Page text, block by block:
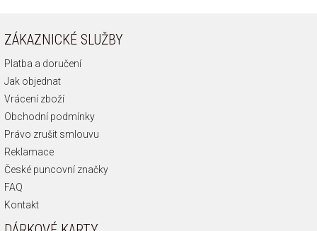
ZÁKAZNICKÉ SLUŽBY
Platba a doručení
Jak objednat
Vrácení zboží
Obchodní podmínky
Právo zrušit smlouvu
Reklamace
České puncovní značky
FAQ
Kontakt